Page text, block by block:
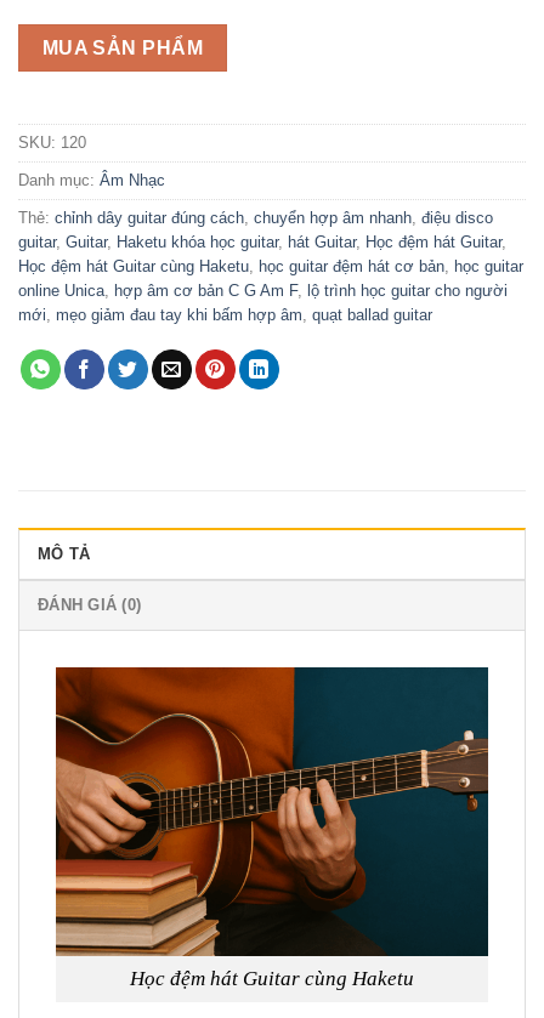
MUA SẢN PHẨM
SKU: 120
Danh mục: Âm Nhạc
Thẻ: chỉnh dây guitar đúng cách, chuyển hợp âm nhanh, điệu disco
guitar, Guitar, Haketu khóa học guitar, hát Guitar, Học đệm hát Guitar,
Học đệm hát Guitar cùng Haketu, học guitar đệm hát cơ bản, học guitar
online Unica, hợp âm cơ bản C G Am F, lộ trình học guitar cho người
mới, mẹo giảm đau tay khi bấm hợp âm, quạt ballad guitar
MÔ TẢ
ĐÁNH GIÁ (0)
Học đệm hát Guitar cùng Haketu